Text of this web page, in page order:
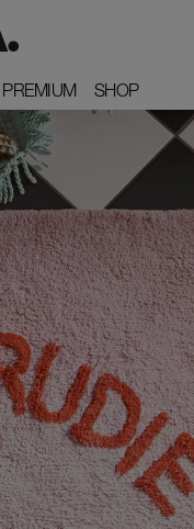
PREMIUM
PREMIUM SHOP
SHOP